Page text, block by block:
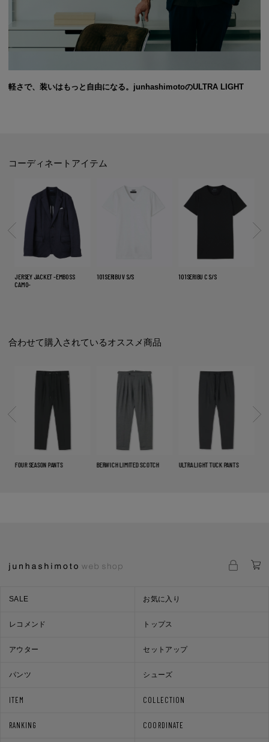
軽さで、装いはもっと自由になる。junhashimotoのULTRA LIGHT
コーディネートアイテム
JERSEY JACKET -EMBOSS
CAMO-
101SERIBU V S/S 101SERIBU C S/S
合わせて購入されているオススメ商品
FOUR SEASON PANTS BERWICH LIMITED SCOTCH ULTRA LIGHT TUCK PANTS
ITEM COLLECTION
RANKING COORDINATE
SALE お気に入り
レコメンド トップス
アウター セットアップ
パンツ シューズ